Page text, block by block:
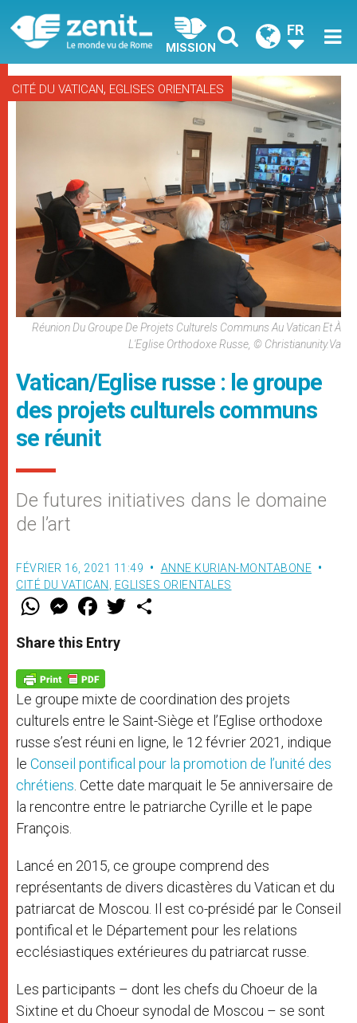
MISSION
FR
CITÉ DU VATICAN, EGLISES ORIENTALES
Réunion Du Groupe De Projets Culturels Communs Au Vatican Et À
L'Eglise Orthodoxe Russe, © Christianunity.va
Vatican/Eglise russe : le groupe
des projets culturels communs
se réunit
De futures initiatives dans le domaine
de l’art
FÉVRIER 16, 2021 11:49
ANNE KURIAN-MONTABONE
CITÉ DU VATICAN
EGLISES ORIENTALES
W
t
s
p
p
M
e
s
e
g
e
r
F
a
e
b
o
k
w
Share this Entry
Le groupe mixte de coordination des projets
culturels entre le Saint-Siège et l’Eglise orthodoxe
russe s’est réuni en ligne, le 12 février 2021, indique
le Conseil pontifical pour la promotion de l’unité des
chrétiens . Cette date marquait le 5e anniversaire de
la rencontre entre le patriarche Cyrille et le pape
François.
Lancé en 2015, ce groupe comprend des
représentants de divers dicastères du Vatican et du
patriarcat de Moscou. Il est co-présidé par le Conseil
pontifical et le Département pour les relations
ecclésiastiques extérieures du patriarcat russe.
Les participants – dont les chefs du Choeur de la
Sixtine et du Choeur synodal de Moscou – se sont